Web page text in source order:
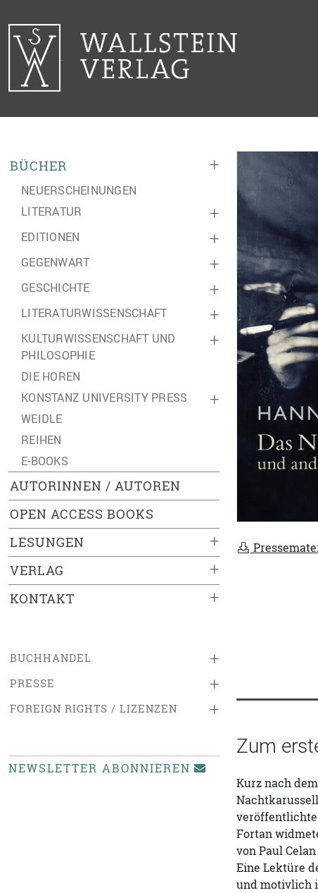
+
BÜCHER
NEUERSCHEINUNGEN
+
LITERATUR
+
EDITIONEN
+
GEGENWART
+
GESCHICHTE
+
LITERATURWISSENSCHAFT
+
KULTURWISSENSCHAFT UND
PHILOSOPHIE
DIE HOREN
+
KONSTANZ UNIVERSITY PRESS
WEIDLE
REIHEN
E-BOOKS
AUTORINNEN / AUTOREN
OPEN ACCESS BOOKS
+
LESUNGEN
+
VERLAG
+
KONTAKT
+
BUCHHANDEL
+
PRESSE
+
FOREIGN RIGHTS / LIZENZEN
NEWSLETTER ABONNIEREN
Zum
Kurz nach
veröffentlichte
Fortan
von Paul
Eine Lektüre
und motivlich